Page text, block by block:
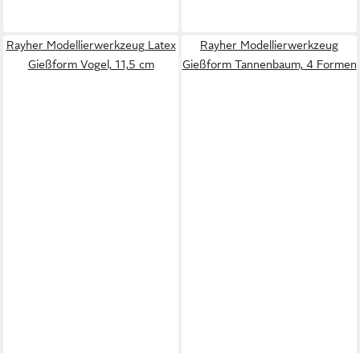
Rayher Modellierwerkzeug Latex
Gießform Vogel, 11,5 cm
Rayher Modellierwerkzeug
Gießform Tannenbaum, 4 Formen